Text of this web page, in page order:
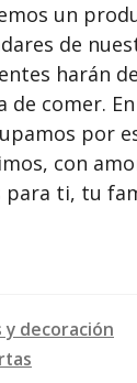
un
de
harán
de comer.
por
con
para ti, tu
y decoración